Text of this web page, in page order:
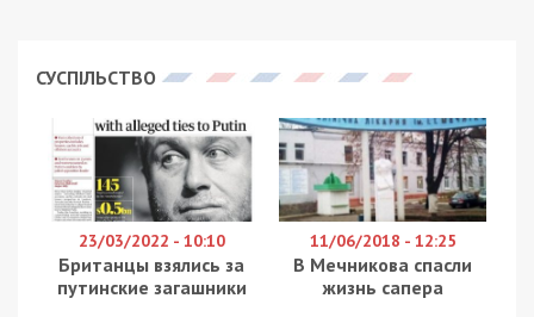
СУСПІЛЬСТВО
23/03/2022 - 10:10
Британцы взялись за
путинские загашники
11/06/2018 - 12:25
В Мечникова спасли
жизнь сапера